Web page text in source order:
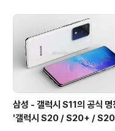
삼성 - 갤럭시 S11의 공식 명
'갤럭시 S20 / S20+ / S20